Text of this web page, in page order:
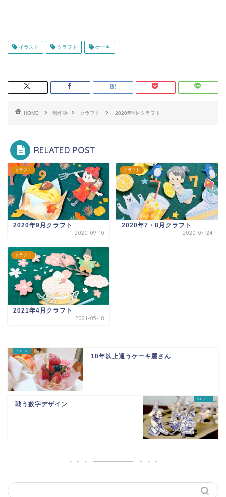
イラスト クラフト ケーキ
HOME 制作物 クラフト 2020年4月クラフト
RELATED POST
クラフト
2020年9月クラフト
2020-09-10
クラフト
2020年7・8月クラフト
2020-07-24
クラフト
2021年4月クラフト
2021-05-18
10年以上通うケーキ屋さん
戦う数字デザイン